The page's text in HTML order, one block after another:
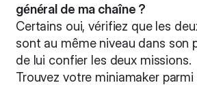
général de ma chaîne ?
Certains oui, vérifiez que les
sont au même niveau dans son
de lui confier les deux missions.
Trouvez votre miniamaker